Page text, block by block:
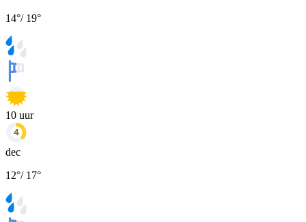
14°/ 19°
10 uur
dec
12°/ 17°